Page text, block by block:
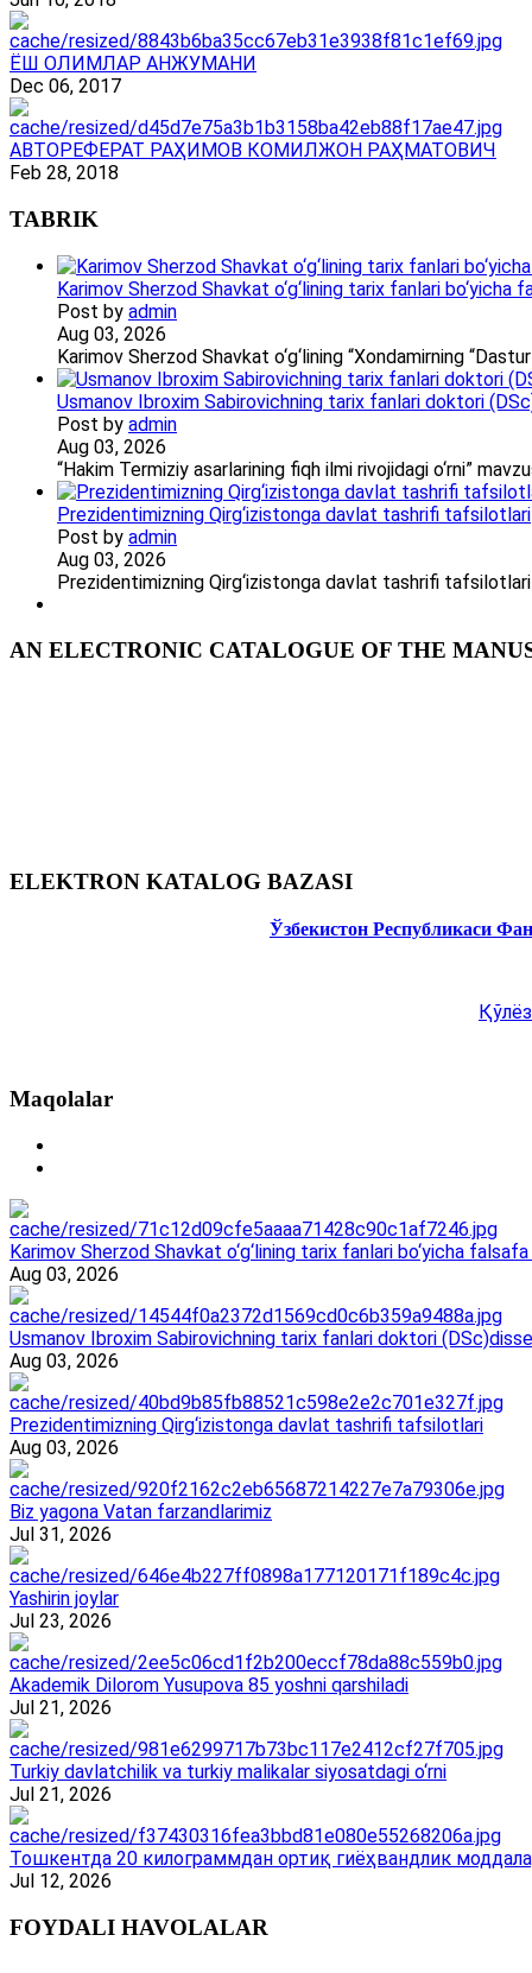
ЁШ ОЛИМЛАР АНЖУМАНИ
Dec 06, 2017
АВТОРЕФЕРАТ РАҲИМОВ КОМИЛЖОН РАҲМАТОВИЧ
Feb 28, 2018
TABRIK
Karimov Sherzod Shavkat o‘g‘lining tarix fanlari
Post by admin
Aug 03, 2026
Karimov Sherzod Shavkat o‘g‘lining “Xondamirning
Usmanov Ibroxim Sabirovichning tarix fanlari doktori
Post by admin
Aug 03, 2026
“Hakim Termiziy asarlarining fiqh ilmi rivojidagi o‘rni”
Prezidentimizning Qirg‘izistonga davlat tashrifi tafsilotlari
Post by admin
Aug 03, 2026
Prezidentimizning Qirg‘izistonga davlat tashrifi
AN ELECTRONIC CATALOGUE OF THE
ELEKTRON KATALOG BAZASI
Ўзбекистон Республикаси
Maqolalar
Karimov Sherzod Shavkat o‘g‘lining tarix fanlari bo‘yicha
Aug 03, 2026
Usmanov Ibroxim Sabirovichning tarix fanlari doktori
Aug 03, 2026
Prezidentimizning Qirg‘izistonga davlat tashrifi tafsilotlari
Aug 03, 2026
Biz yagona Vatan farzandlarimiz
Jul 31, 2026
Yashirin joylar
Jul 23, 2026
Akademik Dilorom Yusupova 85 yoshni qarshiladi
Jul 21, 2026
Turkiy davlatchilik va turkiy malikalar siyosatdagi o‘rni
Jul 21, 2026
Тошкентда 20 килограммдан ортиқ гиёҳвандлик
Jul 12, 2026
FOYDALI HAVOLALAR